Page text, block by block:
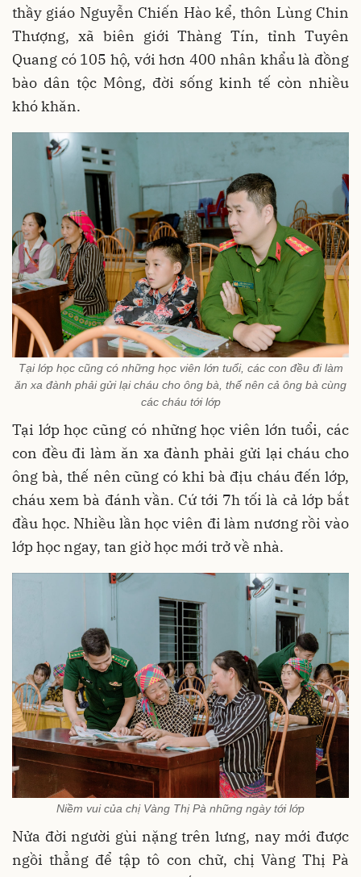
thầy giáo Nguyễn Chiến Hào kể, thôn Lùng Chin
Thượng, xã biên giới Thàng Tín, tỉnh Tuyên
Quang có 105 hộ, với hơn 400 nhân khẩu là đồng
bào dân tộc Mông, đời sống kinh tế còn nhiều
khó khăn.
Tại lớp học cũng có những học viên lớn tuổi, các con đều đi làm
ăn xa đành phải gửi lại cháu cho ông bà, thế nên cả ông bà cùng
các cháu tới lớp
Tại lớp học cũng có những học viên lớn tuổi, các
con đều đi làm ăn xa đành phải gửi lại cháu cho
ông bà, thế nên cũng có khi bà địu cháu đến lớp,
cháu xem bà đánh vần. Cứ tới 7h tối là cả lớp bắt
đầu học. Nhiều lần học viên đi làm nương rồi vào
lớp học ngay, tan giờ học mới trở về nhà.
Niềm vui của chị Vàng Thị Pà những ngày tới lớp
Nửa đời người gùi nặng trên lưng, nay mới được
ngồi thẳng để tập tô con chữ, chị Vàng Thị Pà